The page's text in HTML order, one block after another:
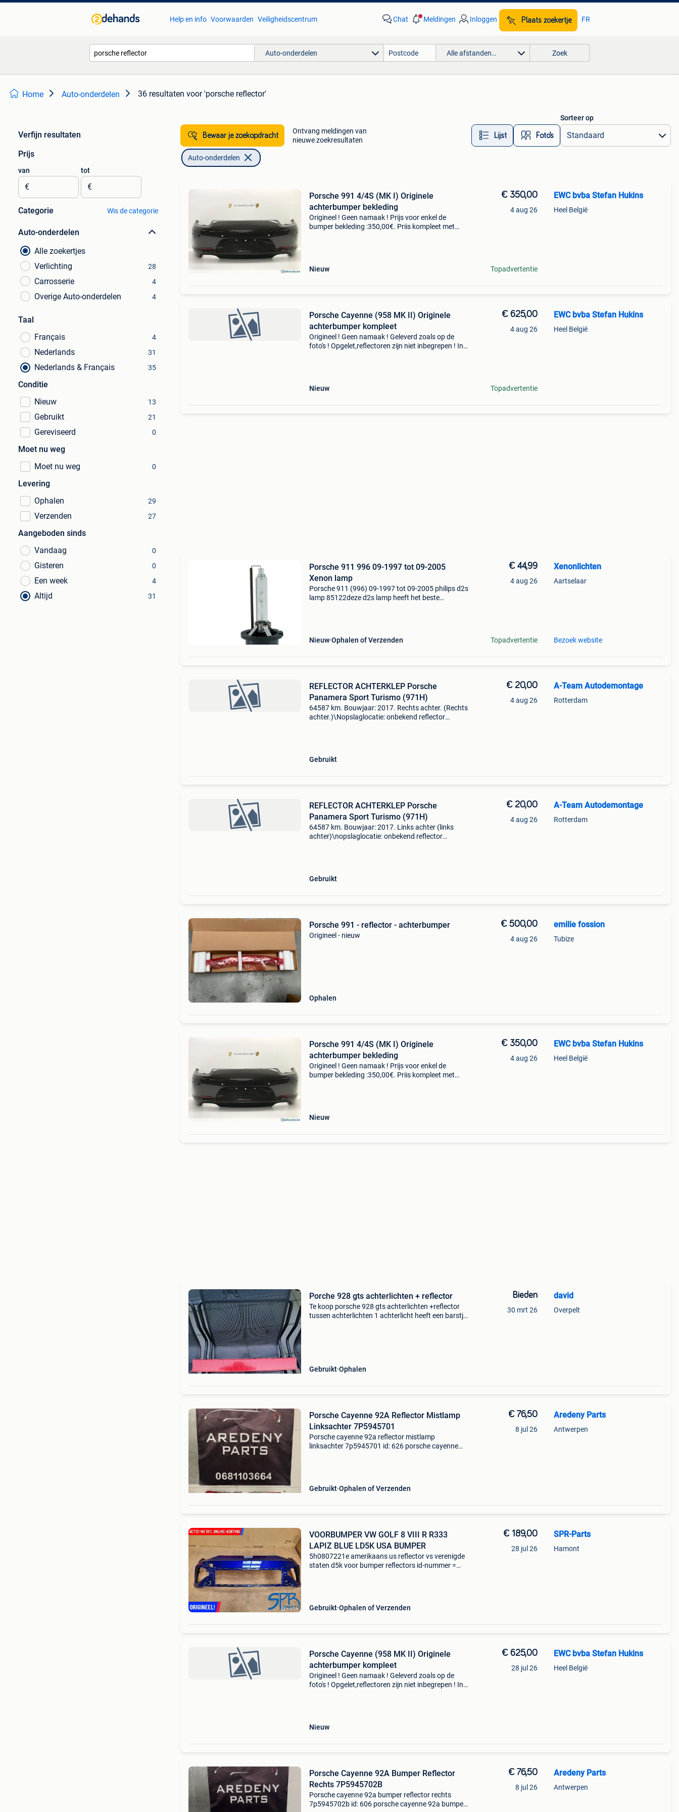
Help en info Voorwaarden Veiligheidscentrum Chat Meldingen Inloggen Plaats zoekertje FR
Auto-onderdelen Alle afstanden… Zoek
Home Auto-onderdelen 36 resultaten voor 'porsche reflector'
Verfijn resultaten
Prijs
van
€
tot
€
Categorie Wis de categorie
Auto-onderdelen
Alle zoekertjes
Verlichting
28
Carrosserie 4
Overige Auto-onderdelen 4
Taal
Français
4
Nederlands 31
Nederlands & Français 35
Conditie
Nieuw
13
Gebruikt 21
Gereviseerd 0
Moet nu weg
Moet nu weg
0
Levering
Ophalen
29
Verzenden 27
Aangeboden sinds
Vandaag
0
Gisteren 0
Een week 4
Altijd 31
Bewaar je zoekopdracht
Ontvang meldingen van
nieuwe zoekresultaten
Lijst Foto’s
Sorteer op
Auto-onderdelen
Porsche 991 4/4S (MK I) Originele
achterbumper bekleding
Origineel ! Geen namaak ! Prijs voor enkel de
bumper bekleding :350,00€. Priis kompleet met
Nieuw
€ 350,00
4 aug 26
Topadvertentie
EWC bvba Stefan Hukins
Heel België
Porsche Cayenne (958 MK II) Originele
achterbumper kompleet
Origineel ! Geen namaak ! Geleverd zoals op de
foto's ! Opgelet,reflectoren zijn niet inbegrepen ! In
Nieuw
€ 625,00
4 aug 26
Topadvertentie
EWC bvba Stefan Hukins
Heel België
Porsche 911 996 09-1997 tot 09-2005
Xenon lamp
Porsche 911 (996) 09-1997 tot 09-2005 philips d2s
lamp 85122deze d2s lamp heeft het beste
Nieuw Ophalen of Verzenden
€ 44,99
4 aug 26
Topadvertentie
Xenonlichten
Aartselaar
Bezoek website
REFLECTOR ACHTERKLEP Porsche
Panamera Sport Turismo (971H)
64587 km. Bouwjaar: 2017. Rechts achter. (Rechts
achter.)\Nopslaglocatie: onbekend reflector
Gebruikt
€ 20,00
4 aug 26
A-Team Autodemontage
Rotterdam
REFLECTOR ACHTERKLEP Porsche
Panamera Sport Turismo (971H)
64587 km. Bouwjaar: 2017. Links achter (links
achter)\nopslaglocatie: onbekend reflector
Gebruikt
€ 20,00
4 aug 26
A-Team Autodemontage
Rotterdam
Porsche 991 - reflector - achterbumper
Origineel - nieuw
Ophalen
€ 500,00
4 aug 26
emilie fossion
Tubize
Porsche 991 4/4S (MK I) Originele
achterbumper bekleding
Origineel ! Geen namaak ! Prijs voor enkel de
bumper bekleding :350,00€. Priis kompleet met
Nieuw
€ 350,00
4 aug 26
EWC bvba Stefan Hukins
Heel België
Porche 928 gts achterlichten + reflector
Te koop porsche 928 gts achterlichten +reflector
tussen achterlichten 1 achterlicht heeft een barstje
Gebruikt Ophalen
Bieden
30 mrt 26
david
Overpelt
Porsche Cayenne 92A Reflector Mistlamp
Linksachter 7P5945701
Porsche cayenne 92a reflector mistlamp
linksachter 7p5945701 id: 626 porsche cayenne
Gebruikt Ophalen of Verzenden
€ 76,50
8 jul 26
Aredeny Parts
Antwerpen
VOORBUMPER VW GOLF 8 VIII R R333
LAPIZ BLUE LD5K USA BUMPER
5h0807221e amerikaans us reflector vs verenigde
staten d5k voor bumper reflectors id-nummer =
Gebruikt Ophalen of Verzenden
€ 189,00
28 jul 26
SPR-Parts
Hamont
Porsche Cayenne (958 MK II) Originele
achterbumper kompleet
Origineel ! Geen namaak ! Geleverd zoals op de
foto's ! Opgelet,reflectoren zijn niet inbegrepen ! In
Nieuw
€ 625,00
28 jul 26
EWC bvba Stefan Hukins
Heel België
Porsche Cayenne 92A Bumper Reflector
Rechts 7P5945702B
Porsche cayenne 92a bumper reflector rechts
7p5945702b id: 606 porsche cayenne 92a bumper
€ 76,50
8 jul 26
Aredeny Parts
Antwerpen